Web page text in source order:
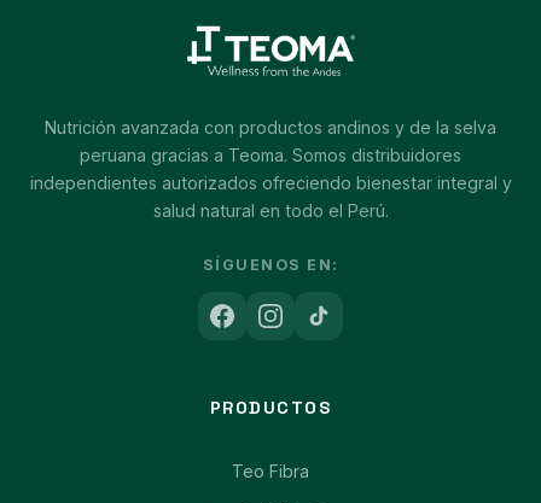
Nutrición avanzada con productos andinos y de la selva
peruana gracias a Teoma. Somos distribuidores
independientes autorizados ofreciendo bienestar integral y
salud natural en todo el Perú.
SÍGUENOS EN:
PRODUCTOS
Teo Fibra